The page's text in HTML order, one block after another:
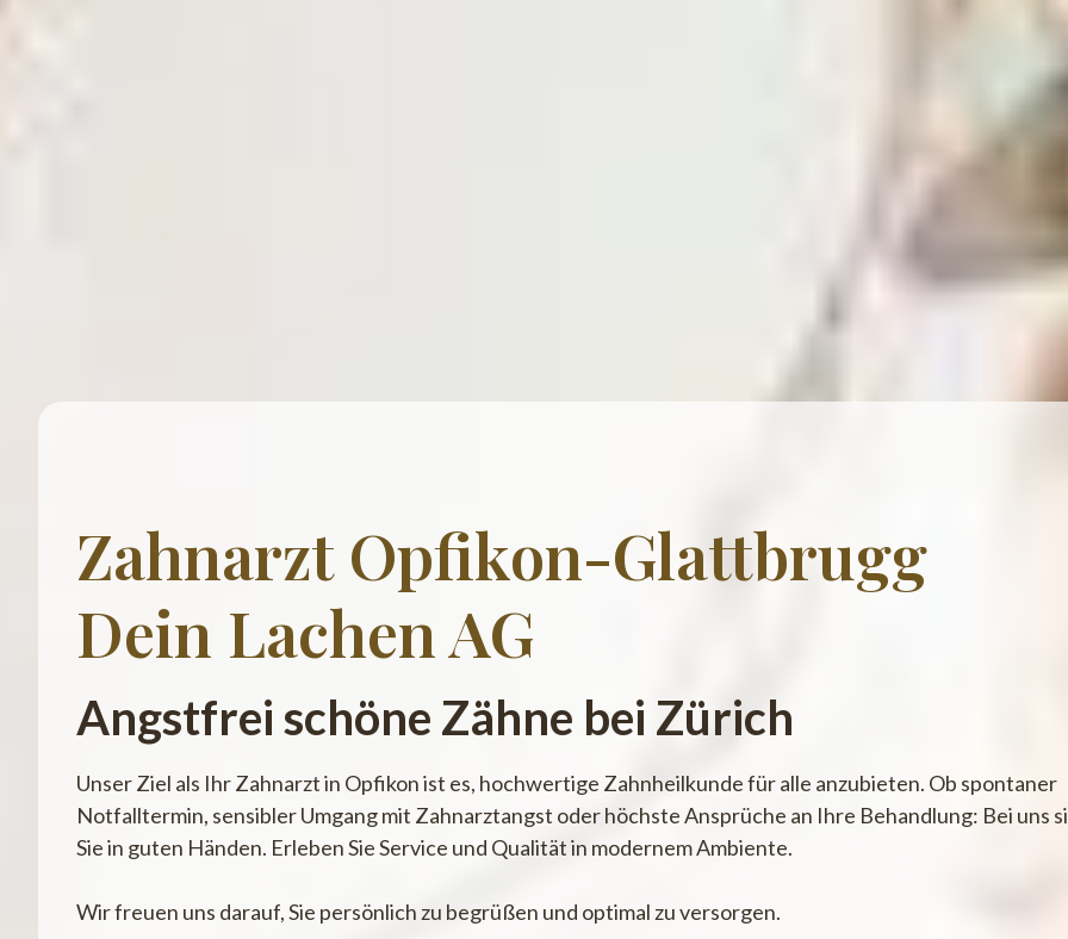
Zahnarzt Opfikon-Glattbrugg
Dein Lachen AG
Angstfrei schöne Zähne bei Zürich
Unser Ziel als Ihr Zahnarzt in Opfikon ist es, hochwertige Zahnheilkunde für alle anzubieten. Ob spontaner
Notfalltermin, sensibler Umgang mit Zahnarztangst oder höchste Ansprüche an Ihre Behandlung: Bei uns
Sie in guten Händen. Erleben Sie Service und Qualität in modernem Ambiente.
Wir freuen uns darauf, Sie persönlich zu begrüßen und optimal zu versorgen.